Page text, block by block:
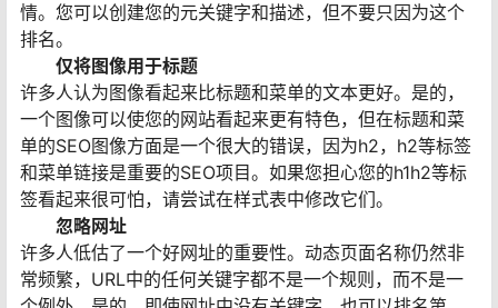
情。您可以创建您的元关键字和描述，但不要只因为这个
排名。
仅将图像用于标题
许多人认为图像看起来比标题和菜单的文本更好。是的，
一个图像可以使您的网站看起来更有特色，但在标题和菜
单的SEO图像方面是一个很大的错误，因为h2，h2等标签
和菜单链接是重要的SEO项目。如果您担心您的h1h2等标
签看起来很可怕，请尝试在样式表中修改它们。
忽略网址
许多人低估了一个好网址的重要性。动态页面名称仍然非
常频繁，URL中的任何关键字都不是一个规则，而不是一